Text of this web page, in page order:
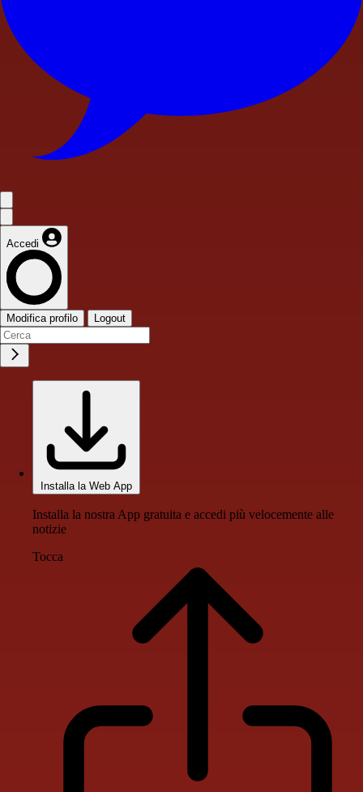
Accedi
Modifica profilo Logout
Installa la Web App
Installa la nostra App gratuita e accedi più velocemente alle
notizie
Tocca